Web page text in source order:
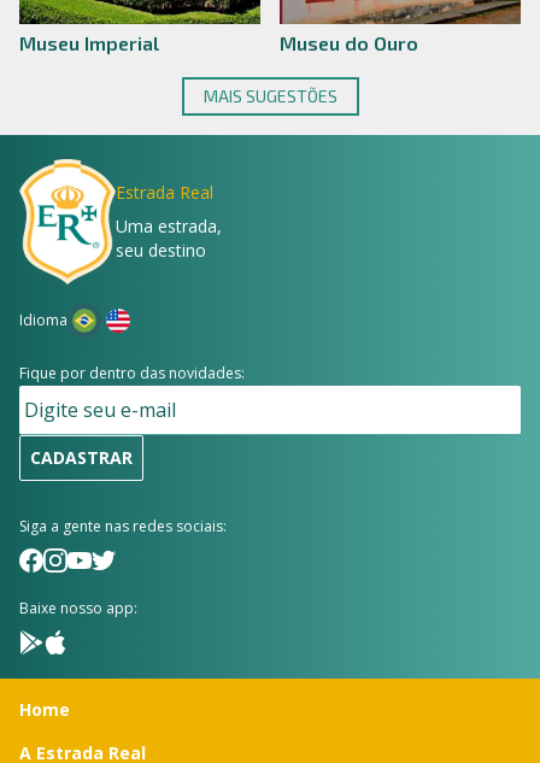
Museu Imperial Museu do Ouro
MAIS SUGESTÕES
Estrada Real
Uma estrada,
seu destino
Idioma
Fique por dentro das novidades:
CADASTRAR
Siga a gente nas redes sociais:
Baixe nosso app:
Home
A Estrada Real